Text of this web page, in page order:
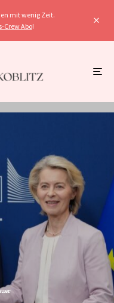
mit wenig Zeit.
Crew Abo!